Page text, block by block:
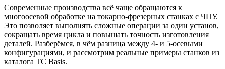
Современные производства всё чаще обращаются к
многоосевой обработке на токарно‑фрезерных станках с ЧПУ.
Это позволяет выполнять сложные операции за один установ,
сокращать время цикла и повышать точность изготовления
деталей. Разберёмся, в чём разница между 4‑ и 5‑осевыми
конфигурациями, и рассмотрим реальные примеры станков из
каталога TC Basis.